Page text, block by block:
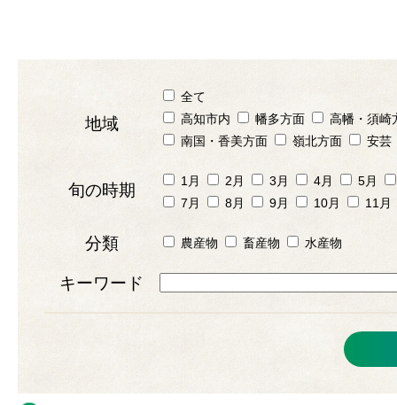
地域
全て
高知市内
幡多方面
高幡・須崎
南国・香美方面
嶺北方面 安芸
旬の時期 1月 2月 3月 4月
5月
7月
8月 9月 10月 11月
分類 農産物 畜産物 水産物
キーワード